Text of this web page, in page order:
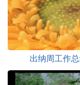
出纳周工作